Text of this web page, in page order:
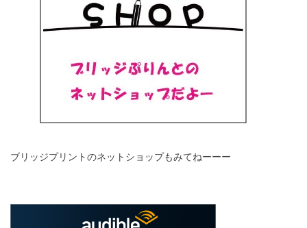
ブリッジプリントのネットショップもみてねーーー